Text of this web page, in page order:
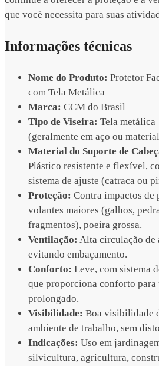
que você necessita para suas
Informações técnicas
Nome do Produto: Protetor
com Tela Metálica
Marca: CCM do Brasil
Tipo de Viseira: Tela metálica
(geralmente em aço ou
Material do Suporte de
Plástico resistente e flexível,
sistema de ajuste (catraca ou
Proteção: Contra impactos de
volantes maiores (galhos,
fragmentos), poeira grossa.
Ventilação: Alta circulação de
evitando embaçamento.
Conforto: Leve, com sistema
que proporciona conforto para
prolongado.
Visibilidade: Boa visibilidade
ambiente de trabalho, sem
Indicações: Uso em
silvicultura, agricultura,